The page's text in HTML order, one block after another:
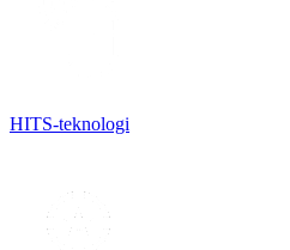
HITS-teknologi